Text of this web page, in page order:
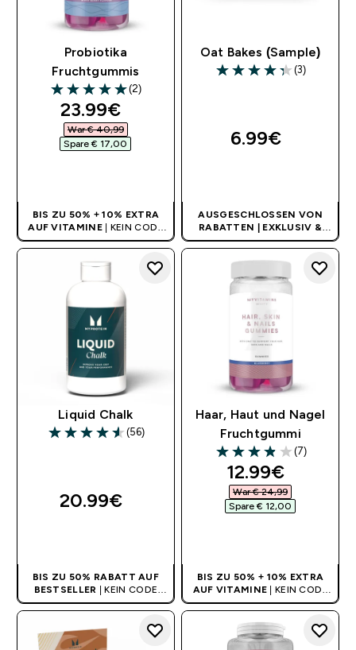
Probiotika
Fruchtgummis
5 out of 5 stars
(2)
discounted price
23.99€‎
War € 40,99‎
Spare € 17,00‎
BIS ZU 50% + 10% EXTRA
AUF VITAMINE | KEIN CODE
BENÖTIGT
Oat Bakes (Sample)
4.33 out of 5 stars
(3)
6.99€‎
AUSGESCHLOSSEN VON
RABATTEN | EXKLUSIV &
LIMITIERT
Liquid Chalk
4.55 out of 5 stars
(56)
20.99€‎
BIS ZU 50% RABATT AUF
BESTSELLER | KEIN CODE
BENÖTIGT
Haar, Haut und Nagel
Fruchtgummi
3.86 out of 5 stars
(7)
discounted
12.99€‎
War € 24,99‎
Spare € 12,00‎
BIS ZU 50% + 10% EXTRA
AUF VITAMINE | KEIN CODE
BENÖTIGT